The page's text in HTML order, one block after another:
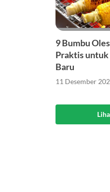
9 Bumbu
Praktis untuk
Baru
11 Desember